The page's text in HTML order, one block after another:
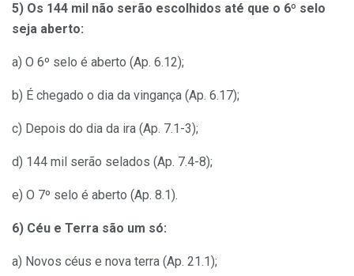
5) Os 144 mil não serão escolhidos até que o 6º selo
seja aberto:
a) O 6º selo é aberto (Ap. 6.12);
b) É chegado o dia da vingança (Ap. 6.17);
c) Depois do dia da ira (Ap. 7.1-3);
d) 144 mil serão selados (Ap. 7.4-8);
e) O 7º selo é aberto (Ap. 8.1).
6) Céu e Terra são um só:
a) Novos céus e nova terra (Ap. 21.1);